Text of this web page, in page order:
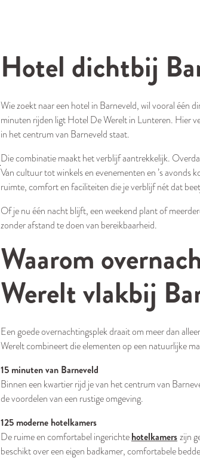
Hotel dichtbij
Wie zoekt naar een hotel in Barneveld, wil vooral één
minuten rijden ligt Hotel De Werelt in Lunteren. Hier
in het centrum van Barneveld staat.
Die combinatie maakt het verblijf aantrekkelijk.
Van cultuur tot winkels en evenementen en ’s
ruimte, comfort en faciliteiten die je verblijf nét dat
Of je nu één nacht blijft, een weekend plant of
zonder afstand te doen van bereikbaarheid.
Waarom
Werelt vlakbij
Een goede overnachtingsplek draait om meer dan
Werelt combineert die elementen op een natuurlijke
15 minuten van Barneveld
Binnen een kwartier rijd je van het centrum van
de voordelen van een rustige omgeving.
125 moderne hotelkamers
De ruime en comfortabel ingerichtehotelkamerszijn
beschikt over een eigen badkamer, comfortabele